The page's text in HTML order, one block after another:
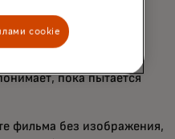
мозгу отца после
Зрители
бродит по
больше о человеке,
пока пытается
фильма без изображения,
cookie